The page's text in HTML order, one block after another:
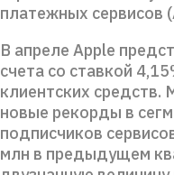
платежных сервисов
В апреле Apple
счета со ставкой
клиентских
новые рекорды в
подписчиков
млн в предыдущем